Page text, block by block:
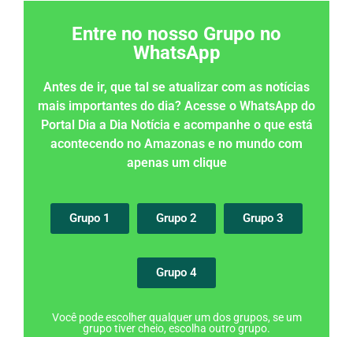
Entre no nosso Grupo no
WhatsApp
Antes de ir, que tal se atualizar com as notícias
mais importantes do dia? Acesse o WhatsApp do
Portal Dia a Dia Notícia e acompanhe o que está
acontecendo no Amazonas e no mundo com
apenas um clique
Grupo 1 Grupo 2 Grupo 3
Grupo 4
Você pode escolher qualquer um dos grupos, se um
grupo tiver cheio, escolha outro grupo.